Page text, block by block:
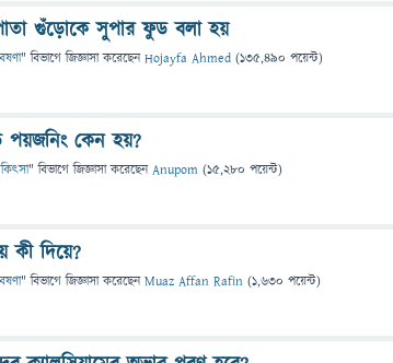
গুঁড়োকে সুপার ফুড বলা হয়
" বিভাগে জিজ্ঞাসাকরেছেনHojayfa Ahmed (135,490 পয়েন্ট)
পয়জনিং কেন হয়?
" বিভাগে জিজ্ঞাসাকরেছেনAnupom (15,280 পয়েন্ট)
কী দিয়ে?
" বিভাগে জিজ্ঞাসাকরেছেনMuaz Affan Rafin (1,630 পয়েন্ট)